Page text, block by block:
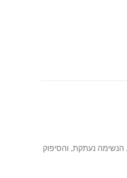
הנשימה נעתקת, והסיפוק